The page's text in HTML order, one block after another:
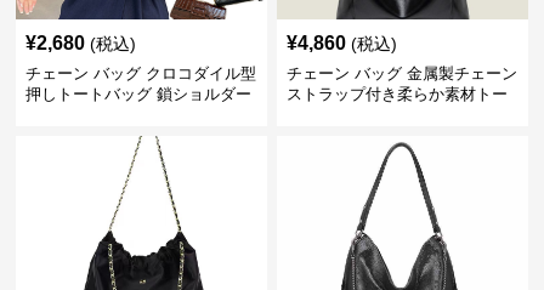
¥2,680 (税込)
チェーン バッグ クロコダイル型
押しトートバッグ 鎖ショルダー
¥4,860 (税込)
チェーン バッグ 金属製チェーン
ストラップ付き柔らか素材トー